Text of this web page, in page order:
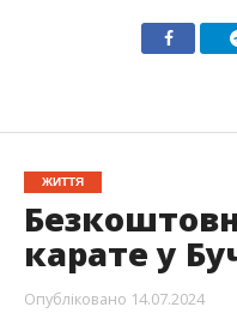
ЖИТТЯ
карате у
Опубліковано 14.07.2024